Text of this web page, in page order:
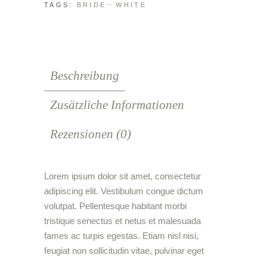
TAGS: BRIDE WHITE
Beschreibung
Zusätzliche Informationen
Rezensionen (0)
Lorem ipsum dolor sit amet, consectetur
adipiscing elit. Vestibulum congue dictum
volutpat. Pellentesque habitant morbi
tristique senectus et netus et malesuada
fames ac turpis egestas. Etiam nisl nisi,
feugiat non sollicitudin vitae, pulvinar eget